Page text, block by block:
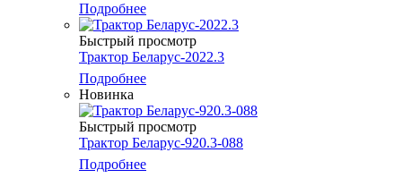
Подробнее
Быстрый просмотр
Трактор Беларус-2022.3
Подробнее
Новинка
Быстрый просмотр
Трактор Беларус-920.3-088
Подробнее